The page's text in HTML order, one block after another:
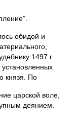
обидой и
1497 г.
князя. По
царской воле,
деянием.